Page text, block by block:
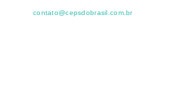
contato@cepsdobrasil.com.br